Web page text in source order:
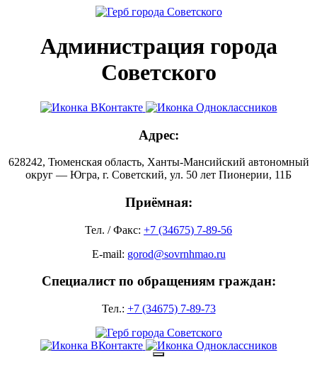
Администрация города
Советского
Адрес:
628242, Тюменская область, Ханты-Мансийский автономный
округ — Югра, г. Советский, ул. 50 лет Пионерии, 11Б
Приёмная:
Тел. / Факс: +7 (34675) 7-89-56
E-mail: gorod@sovrnhmao.ru
Специалист по обращениям граждан:
Тел.: +7 (34675) 7-89-73